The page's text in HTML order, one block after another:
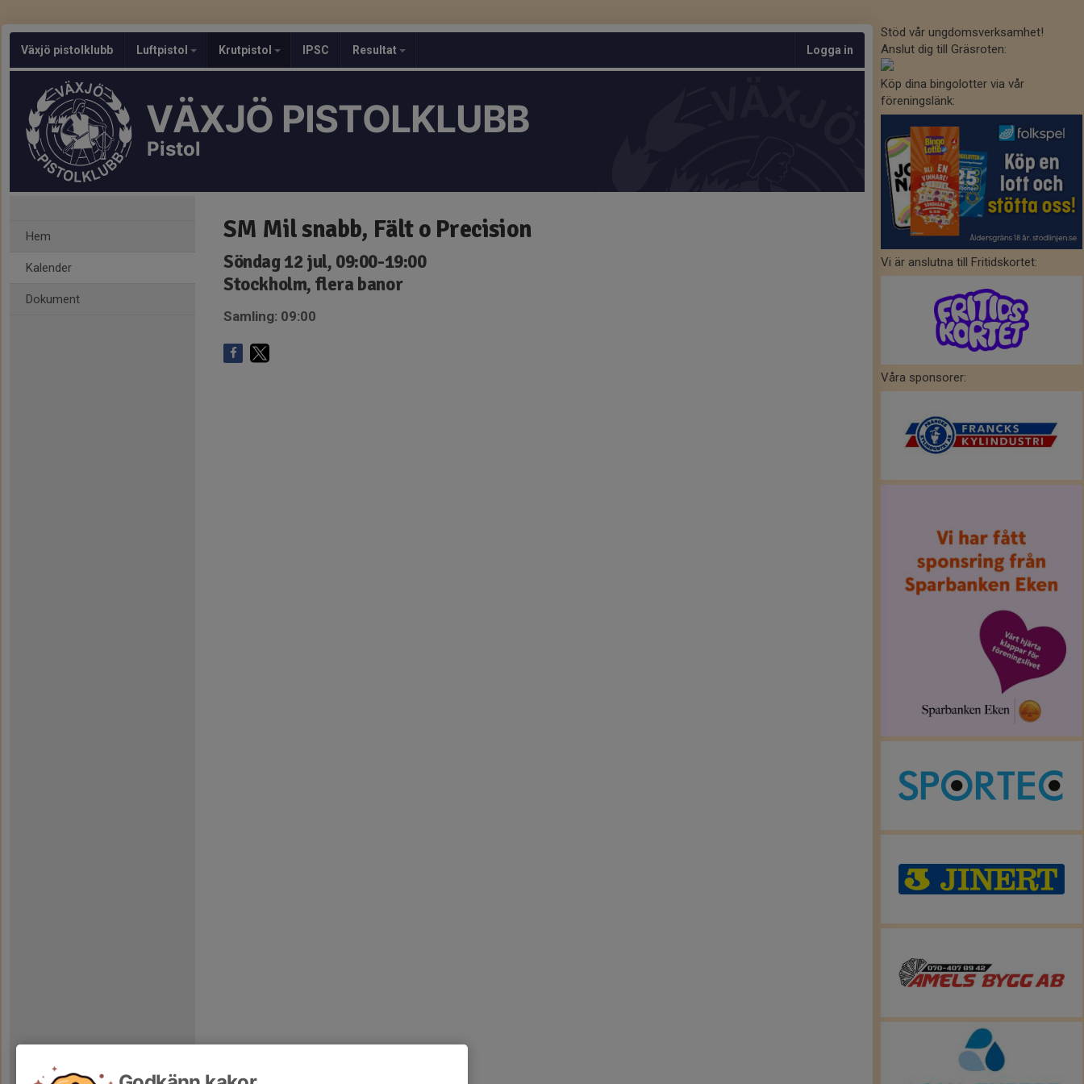
Växjö pistolklubb Luftpistol Krutpistol IPSC Resultat Logga in
VÄXJÖ PISTOLKLUBB
Pistol
Hem
Kalender
Dokument
SM Mil snabb, Fält o Precision
Söndag 12 jul, 09:00-19:00
Stockholm, flera banor
Samling: 09:00
Stöd vår ungdomsverksamhet!
Anslut dig till Gräsroten:
Köp dina bingolotter via vår
föreningslänk:
Vi är anslutna till Fritidskortet:
Våra sponsorer: